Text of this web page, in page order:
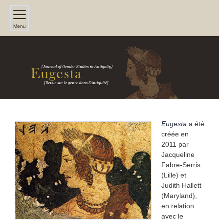
Menu
PRÉSENTATION Eugesta a été
créée en
2011 par
Jacqueline
Fabre-Serris
(Lille) et
Judith Hallett
(Maryland),
en relation
avec le